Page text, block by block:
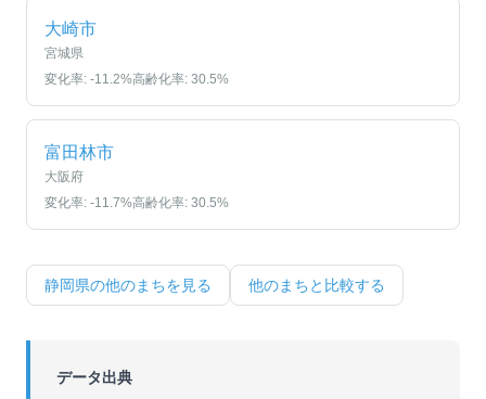
大崎市
宮城県
変化率: -11.2%高齢化率: 30.5%
富田林市
大阪府
変化率: -11.7%高齢化率: 30.5%
静岡県の他のまちを見る 他のまちと比較する
データ出典